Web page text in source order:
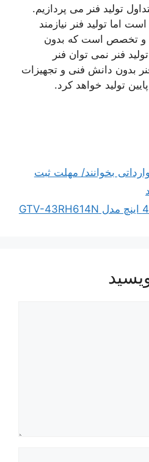
تولید فنر می پردازیم.
اما تولید فنر نیازمند
و تخصص است که بدون
فنر نمی توان فنر
بدون دانش فنی و تجهیزات
تولید خواهد کرد.
بخوانند/ مهلت ثبت